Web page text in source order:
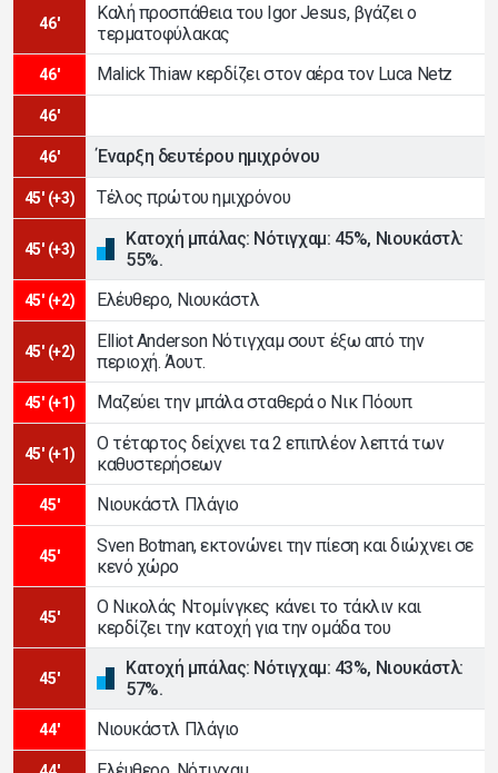
46'
Καλή προσπάθεια του Igor Jesus, βγάζει ο
τερματοφύλακας
46' Malick Thiaw κερδίζει στον αέρα τον Luca Netz
46'
46' Έναρξη δευτέρου ημιχρόνου
45' (+3) Τέλος πρώτου ημιχρόνου
45' (+3)
Κατοχή μπάλας: Νότιγχαμ: 45%, Νιουκάστλ:
55%.
45' (+2) Ελέυθερο, Νιουκάστλ
45' (+2)
Elliot Anderson Νότιγχαμ σουτ έξω από την
περιοχή. Άουτ.
45' (+1) Μαζεύει την μπάλα σταθερά ο Νικ Πόουπ
45' (+1)
Ο τέταρτος δείχνει τα 2 επιπλέον λεπτά των
καθυστερήσεων
45' Νιουκάστλ Πλάγιο
45'
Sven Botman, εκτονώνει την πίεση και διώχνει σε
κενό χώρο
45'
Ο Νικολάς Ντομίνγκες κάνει το τάκλιν και
κερδίζει την κατοχή για την ομάδα του
45'
Κατοχή μπάλας: Νότιγχαμ: 43%, Νιουκάστλ:
57%.
44' Νιουκάστλ Πλάγιο